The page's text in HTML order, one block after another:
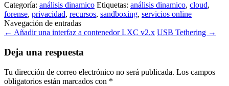
Categoría: análisis dinamico Etiquetas: análisis dinamico, cloud,
forense, privacidad, recursos, sandboxing, servicios online
Navegación de entradas
← Añadir una interfaz a contenedor LXC v2.x USB Tethering →
Deja una respuesta
Tu dirección de correo electrónico no será publicada. Los campos
obligatorios están marcados con *